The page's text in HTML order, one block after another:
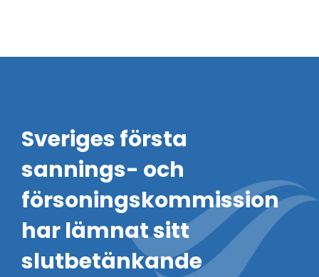
Sveriges första
sannings- och
försoningskommission
har lämnat sitt
slutbetänkande